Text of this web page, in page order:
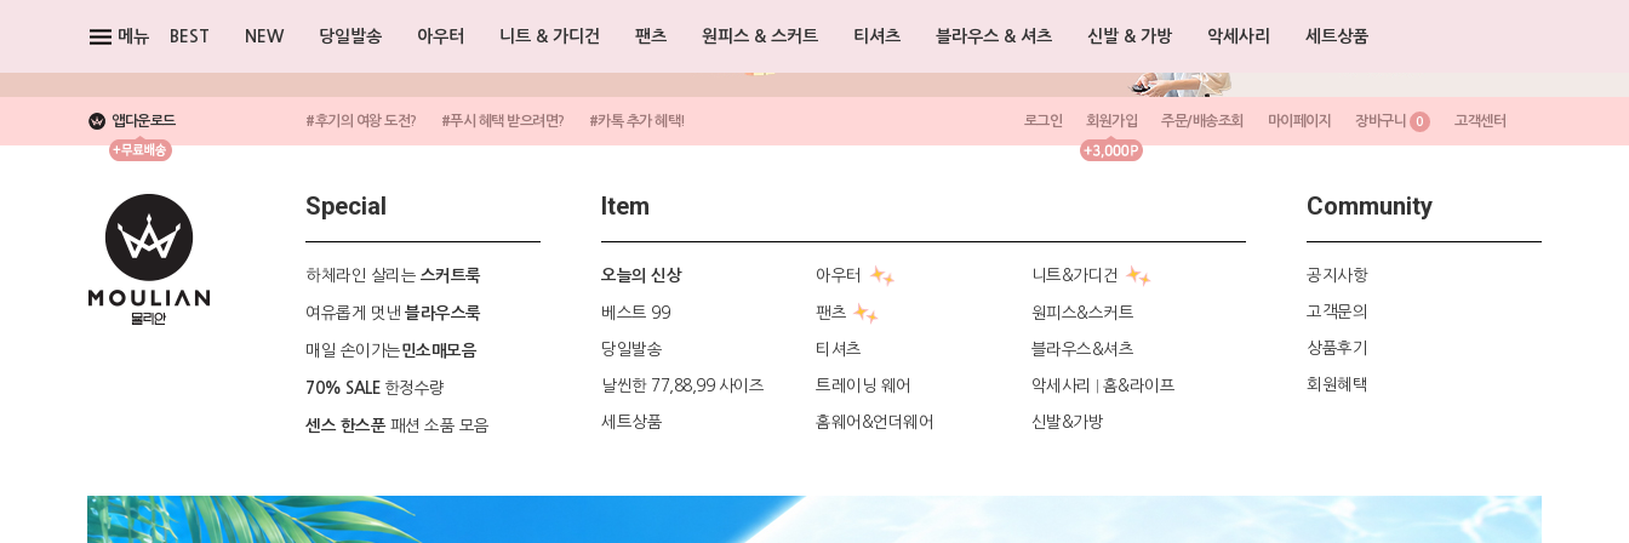
앱다운로드 #후기의 여왕 도전? #푸시 혜택 받으려면? #카톡 추가 혜택! 로그인 회원가입 주문/배송조회 마이페이지 장바구니 0 고객센터
Special
하체라인 살리는 스커트룩
여유롭게 멋낸 블라우스룩
매일 손이가는민소매모음
70% SALE 한정수량
센스 한스푼패션 소품 모음
Item
오늘의 신상 아우터 니트&가디건
베스트 99 팬츠 원피스&스커트
당일발송 티셔츠 블라우스&셔츠
날씬한 77,88,99 사이즈 트레이닝 웨어 악세사리 홈&라이프
세트상품 홈웨어&언더웨어 신발&가방
Community
공지사항
고객문의
상품후기
회원혜택
메뉴 BEST NEW 당일발송 아우터 니트 & 가디건 팬츠 원피스 & 스커트 티셔츠 블라우스 & 셔츠 신발 & 가방 악세사리 세트상품